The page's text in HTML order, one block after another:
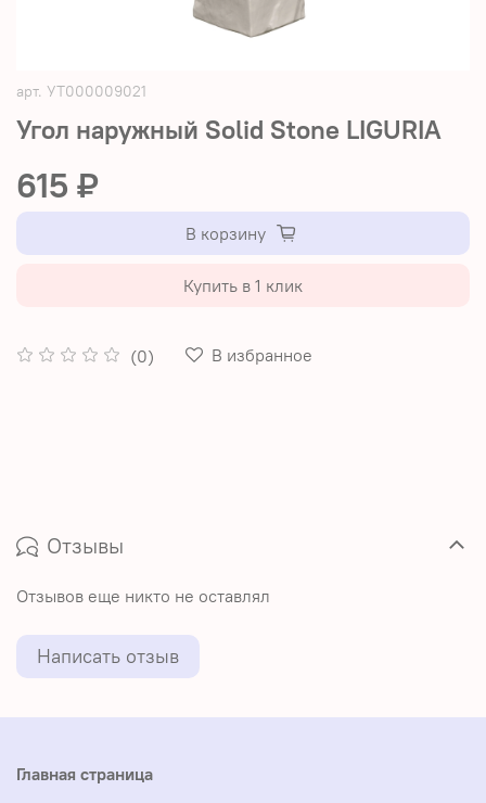
арт. УТ000009021
Угол наружный Solid Stone LIGURIA
(0) В избранное
615 ₽
В корзину
Купить в 1 клик
Отзывы
Отзывов еще никто не оставлял
Написать отзыв
Главная страница